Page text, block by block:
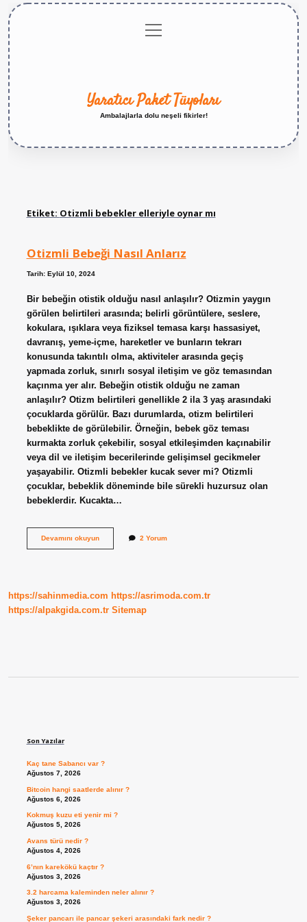
menüyü
aç
Yaratıcı Paket Tüyoları
Ambalajlarla dolu neşeli fikirler!
Etiket: Otizmli bebekler elleriyle oynar mı
Otizmli Bebeği Nasıl Anlarız
Tarih: Eylül 10, 2024
Bir bebeğin otistik olduğu nasıl anlaşılır? Otizmin yaygın
görülen belirtileri arasında; belirli görüntülere, seslere,
kokulara, ışıklara veya fiziksel temasa karşı hassasiyet,
davranış, yeme-içme, hareketler ve bunların tekrarı
konusunda takıntılı olma, aktiviteler arasında geçiş
yapmada zorluk, sınırlı sosyal iletişim ve göz temasından
kaçınma yer alır. Bebeğin otistik olduğu ne zaman
anlaşılır? Otizm belirtileri genellikle 2 ila 3 yaş arasındaki
çocuklarda görülür. Bazı durumlarda, otizm belirtileri
bebeklikte de görülebilir. Örneğin, bebek göz teması
kurmakta zorluk çekebilir, sosyal etkileşimden kaçınabilir
veya dil ve iletişim becerilerinde gelişimsel gecikmeler
yaşayabilir. Otizmli bebekler kucak sever mi? Otizmli
çocuklar, bebeklik döneminde bile sürekli huzursuz olan
bebeklerdir. Kucakta…
Devamını okuyunOtizmli
2 Yorum
https://sahinmedia.com https://asrimoda.com.tr
https://alpakgida.com.tr Sitemap
Son Yazılar
Kaç tane Sabancı var ?
Ağustos 7, 2026
Bitcoin hangi saatlerde alınır ?
Ağustos 6, 2026
Kokmuş kuzu eti yenir mi ?
Ağustos 5, 2026
Avans türü nedir ?
Ağustos 4, 2026
6’nın karekökü kaçtır ?
Ağustos 3, 2026
3.2 harcama kaleminden neler alınır ?
Ağustos 3, 2026
Şeker pancarı ile pancar şekeri arasındaki fark nedir ?